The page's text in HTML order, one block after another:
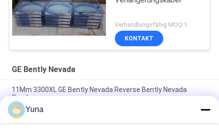
Verhandlungsfähig MOQ:1
KONTAKT
GE Bently Nevada
11Mm 3300XL GE Bently Nevada Reverse Bently Nevada
Sonde
50 mm 3300XL Bently Nevada Näherungssonde 330709-000-
050-10-02-00
Yuna